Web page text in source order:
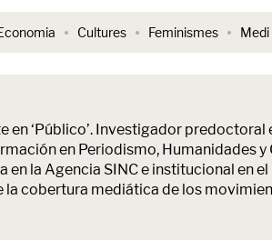
Cultures Feminismes
‘Público’. Investigador predoctoral
en Periodismo, Humanidades
la Agencia SINC e institucional en
cobertura mediática de los